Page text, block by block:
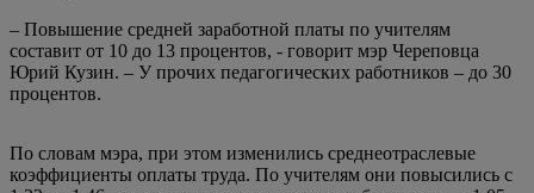
– Повышение средней заработной платы по учителям
составит от 10 до 13 процентов, - говорит мэр Череповца
Юрий Кузин. – У прочих педагогических работников – до 30
процентов.
По словам мэра, при этом изменились среднеотраслевые
коэффициенты оплаты труда. По учителям они повысились с